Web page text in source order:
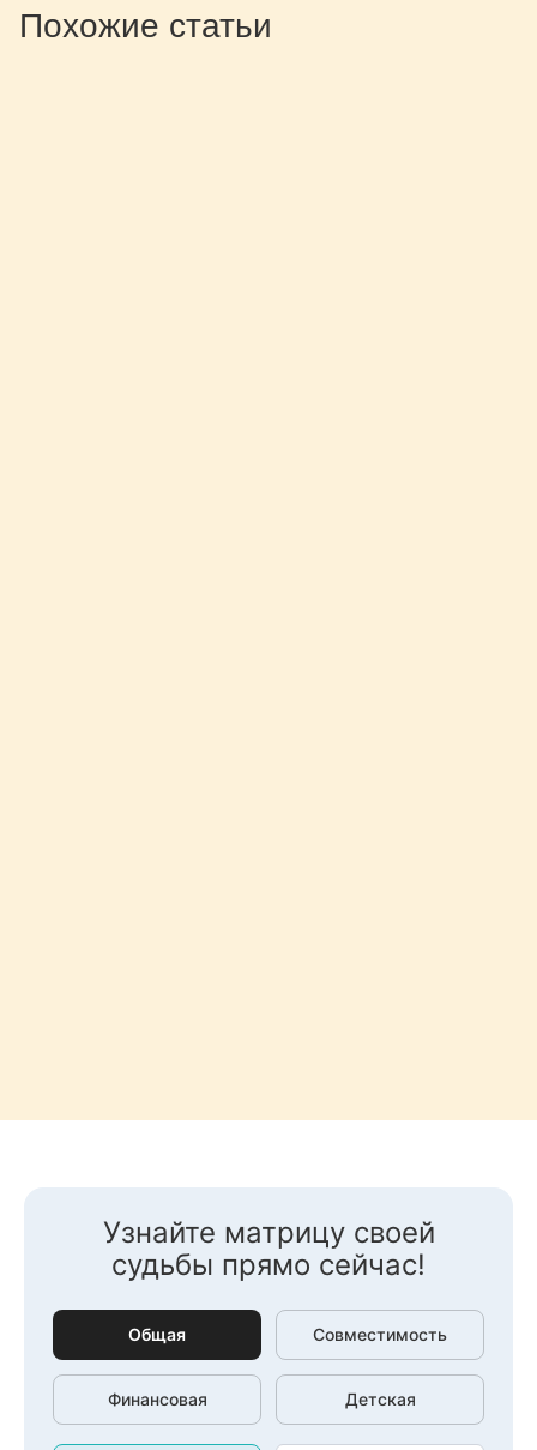
Похожие статьи
Узнайте матрицу своей
судьбы прямо сейчас!
Общая Совместимость
Финансовая Детская